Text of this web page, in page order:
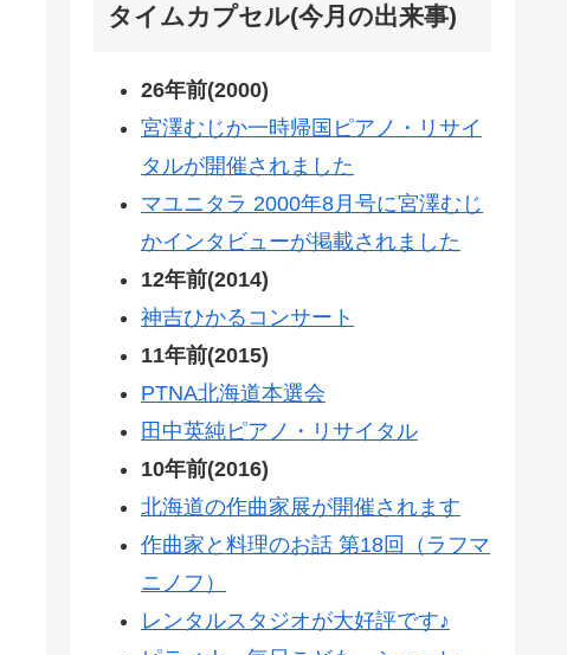
タイムカプセル(今月の出来事)
26年前(2000)
宮澤むじか一時帰国ピアノ・リサイ
タルが開催されました
マユニタラ 2000年8月号に宮澤むじ
かインタビューが掲載されました
12年前(2014)
神吉ひかるコンサート
11年前(2015)
PTNA北海道本選会
田中英純ピアノ・リサイタル
10年前(2016)
北海道の作曲家展が開催されます
作曲家と料理のお話 第18回（ラフマ
ニノフ）
レンタルスタジオが大好評です♪